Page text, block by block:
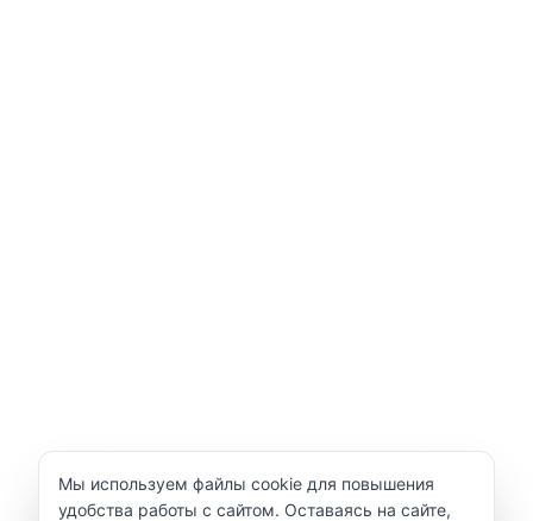
Уведомление об использовании cookie
Мы используем файлы cookie для повышения
удобства работы с сайтом. Оставаясь на сайте,